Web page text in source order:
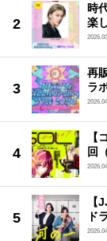
時
楽
再
ラ
【
回
【
ド